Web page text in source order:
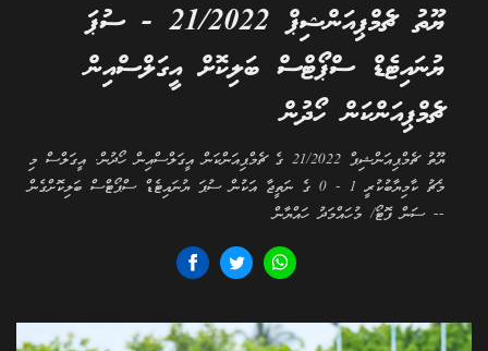
ޔޫތު ޗެމްޕިއަންޝިޕް 21/2022 - ސުޕަ
ޔުނައިޓެޑް ސްޕޯޓްސް ބަލިކޮށް އީގަލްސްއިން
ޗެމްޕިއަންކަން ހޯދުން
ޔޫތު ޗެމްޕިއަންޝިޕް 21/2022 ގެ ޗެމްޕިއަންކަން އީގަލްސްއިން ހޯދުން. އީގަލްސް މި
މެޗު ކާމިޔާބުކުރީ 1 - 0 ގެ ނަތީޖާ އަކުން ސުޕަ ޔުނައިޓެޑް ސްޕޯޓްސް ބަލިކޮށްގެން
-- ސަން ފޮޓޯ/ މުހައްމަދު ހައްޔާން